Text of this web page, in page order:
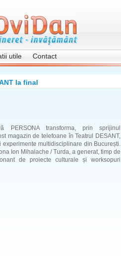
utile Contact
la final
PERSONA transforma, prin sprijinul
magazin de telefoane în Teatrul DESANT,
multidisciplinare din București.
Ion Mihalache / Turda, a generat, timp de
de proiecte culturale și worksopuri